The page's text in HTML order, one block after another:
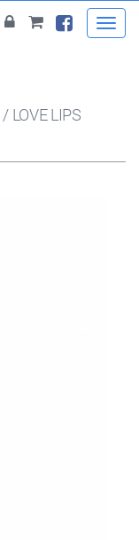
/ LOVE LIPS